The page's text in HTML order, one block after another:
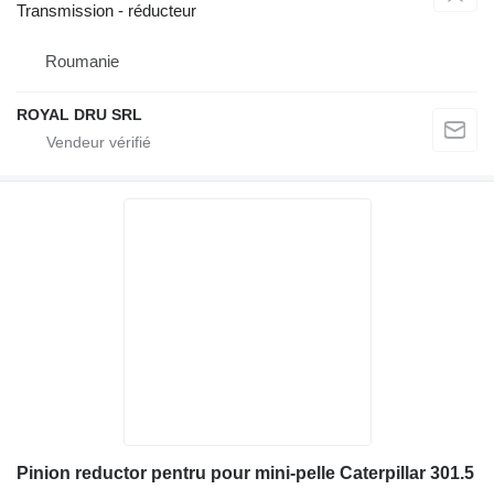
Transmission - réducteur
Roumanie
ROYAL DRU SRL
Pinion reductor pentru pour mini-pelle Caterpillar 301.5